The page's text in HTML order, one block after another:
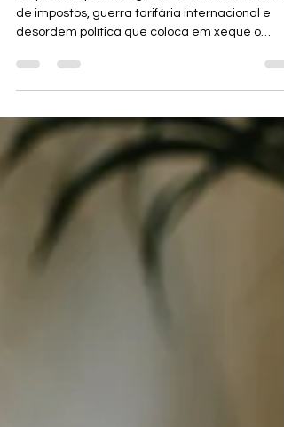
Enquanto o país mergulha num ciclo de
de impostos, guerra tarifária internacional e
desordem política que coloca em xeque o